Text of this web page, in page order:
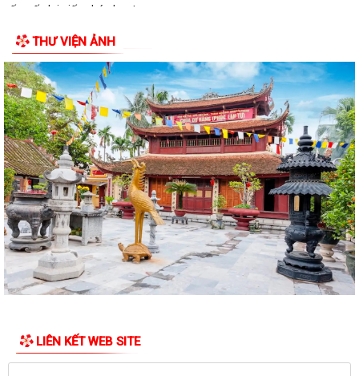
cấp, cấp lại giấy phép hoạt...
THƯ VIỆN ẢNH
LIÊN KẾT WEB SITE